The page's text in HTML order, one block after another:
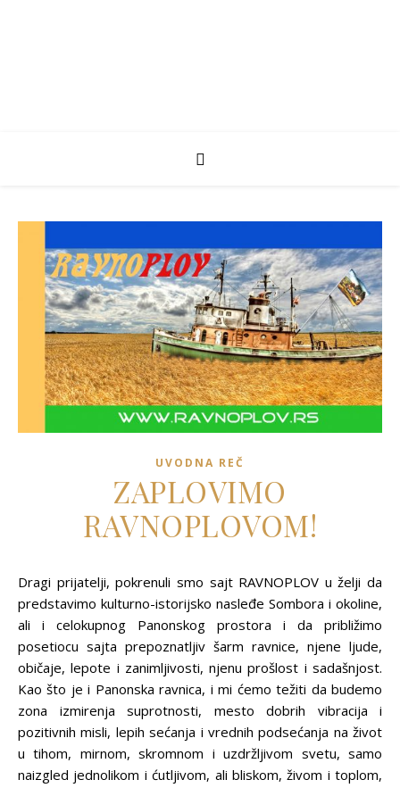
UVODNA REČ
ZAPLOVIMO
RAVNOPLOVOM!
Dragi prijatelji, pokrenuli smo sajt RAVNOPLOV u želji da
predstavimo kulturno-istorijsko nasleđe Sombora i okoline,
ali i celokupnog Panonskog prostora i da približimo
posetiocu sajta prepoznatljiv šarm ravnice, njene ljude,
običaje, lepote i zanimljivosti, njenu prošlost i sadašnjost.
Kao što je i Panonska ravnica, i mi ćemo težiti da budemo
zona izmirenja suprotnosti, mesto dobrih vibracija i
pozitivnih misli, lepih sećanja i vrednih podsećanja na život
u tihom, mirnom, skromnom i uzdržljivom svetu, samo
naizgled jednolikom i ćutljivom, ali bliskom, živom i toplom,